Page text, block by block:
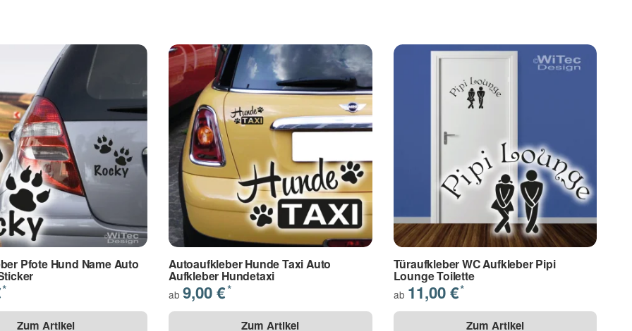
lila 15 - lichtblau 16 - hellblau 17 - dunkelblau
23 - dunkelgruen 24 - hellbraun 25 - nussbraun
met. 31 - gold
von den Folienfarben
seinen Vorgaben ( Farbe, Größe etc. )
Farbe gestrichen wurden. (Latexfarbe,
die verwendete Farbe geeignet sein
Pfote Hund Name Auto
*
Zum Artikel
Autoaufkleber Hunde Taxi Auto
Aufkleber Hundetaxi
ab 9,00 €*
Zum Artikel
Türaufkleber WC Aufkleber Pipi
Lounge Toilette
ab 11,00 €*
Zum Artikel